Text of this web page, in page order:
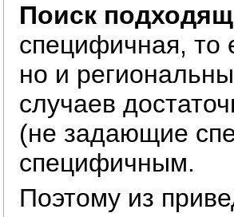
Поиск
специфичная, то
но и
случаев
(не задающие
специфичным.
Поэтому из